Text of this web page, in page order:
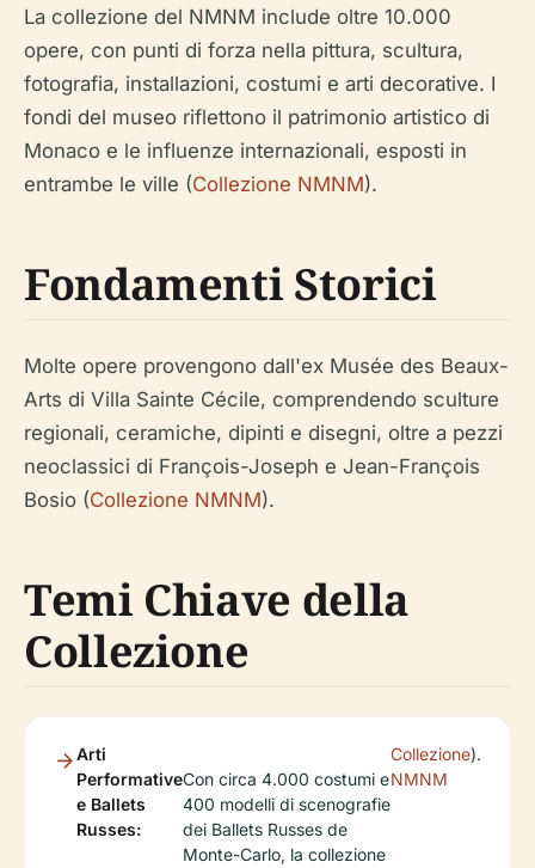
La collezione del NMNM include oltre 10.000
opere, con punti di forza nella pittura, scultura,
fotografia, installazioni, costumi e arti decorative. I
fondi del museo riflettono il patrimonio artistico di
Monaco e le influenze internazionali, esposti in
entrambe le ville (Collezione NMNM).
Fondamenti Storici
Molte opere provengono dall'ex Musée des Beaux-
Arts di Villa Sainte Cécile, comprendendo sculture
regionali, ceramiche, dipinti e disegni, oltre a pezzi
neoclassici di François-Joseph e Jean-François
Bosio (Collezione NMNM).
Temi Chiave della
Collezione
Arti
Performative
e Ballets
Russes:
Con circa 4.000 costumi e
400 modelli di scenografie
dei Ballets Russes de
Monte-Carlo, la collezione
Collezione
NMNM
).